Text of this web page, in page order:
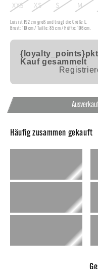
XXS XS S M
Luis ist 192 cm groß und trägt die Größe L.
Brust: 110 cm / Taille: 85 cm / Hüfte: 106 cm.
{loyalty_points}pkt
Kauf gesammelt
Häufig zusammen gekauft